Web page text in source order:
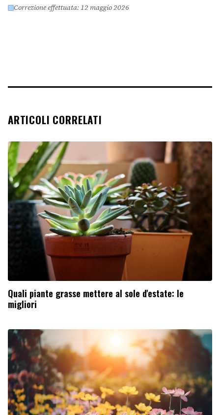
Correzione effettuata: 12 maggio 2026
ARTICOLI CORRELATI
Quali piante grasse mettere al sole d'estate: le
migliori